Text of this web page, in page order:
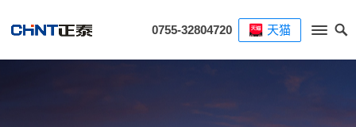
0755-32804720 天猫